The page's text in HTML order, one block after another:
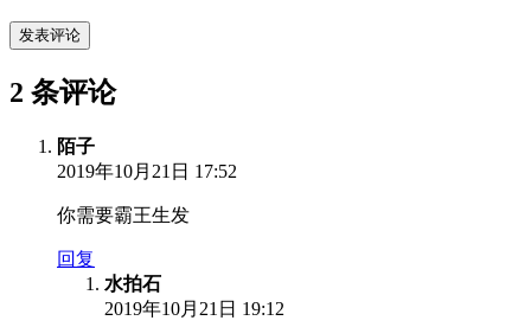
发表评论
2 条评论
陌子
2019年10月21日 17:52
你需要霸王生发
回复
水拍石
2019年10月21日 19:12